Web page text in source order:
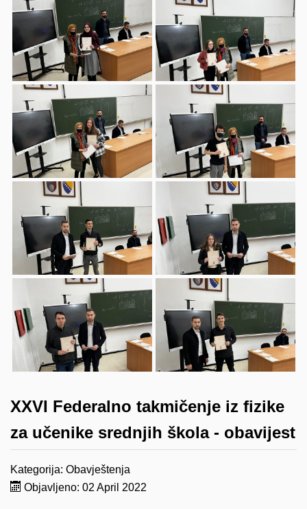
XXVI Federalno takmičenje iz fizike
za učenike srednjih škola - obavijest
Kategorija: Obavještenja
Objavljeno: 02 April 2022